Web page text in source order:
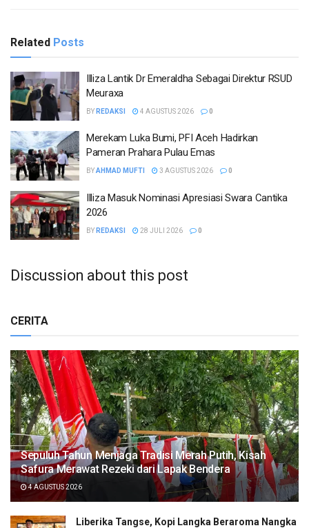
Related Posts
Illiza Lantik Dr Emeraldha Sebagai Direktur RSUD
Meuraxa
BY REDAKSI 4 AGUSTUS 2026 0
Merekam Luka Bumi, PFI Aceh Hadirkan
Pameran Prahara Pulau Emas
BYAHMAD MUFTI 3 AGUSTUS 2026 0
Illiza Masuk Nominasi Apresiasi Swara Cantika
2026
BY REDAKSI 28 JULI 2026 0
Discussion about this post
CERITA
Sepuluh Tahun Menjaga Tradisi Merah Putih, Kisah
Safura Merawat Rezeki dari Lapak Bendera
4 AGUSTUS 2026
Liberika Tangse, Kopi Langka Beraroma Nangka